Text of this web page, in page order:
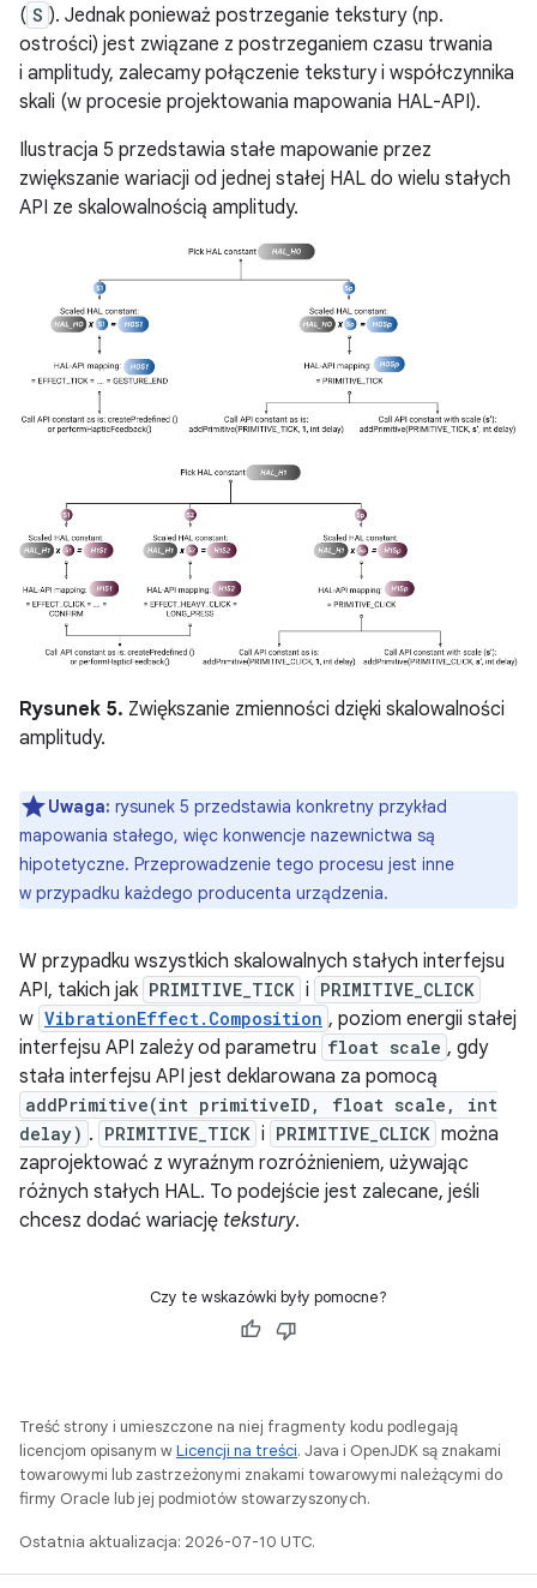
( S ). Jednak ponieważ postrzeganie tekstury (np.
ostrości) jest związane z postrzeganiem czasu trwania
i amplitudy, zalecamy połączenie tekstury i współczynnika
skali (w procesie projektowania mapowania HAL-API).
Ilustracja 5 przedstawia stałe mapowanie przez
zwiększanie wariacji od jednej stałej HAL do wielu stałych
API ze skalowalnością amplitudy.
Rysunek 5. Zwiększanie zmienności dzięki skalowalności
amplitudy.
Uwaga: rysunek 5 przedstawia konkretny przykład
mapowania stałego, więc konwencje nazewnictwa są
hipotetyczne. Przeprowadzenie tego procesu jest inne
w przypadku każdego producenta urządzenia.
W przypadku wszystkich skalowalnych stałych interfejsu
API, takich jak PRIMITIVE_TICK i PRIMITIVE_CLICK
w VibrationEffect.Composition , poziom energii stałej
interfejsu API zależy od parametru float scale , gdy
stała interfejsu API jest deklarowana za pomocą
addPrimitive(int primitiveID, float scale, int
delay) . PRIMITIVE_TICK i PRIMITIVE_CLICK można
zaprojektować z wyraźnym rozróżnieniem, używając
różnych stałych HAL. To podejście jest zalecane, jeśli
chcesz dodać wariację tekstury.
Czy te wskazówki były pomocne?
Treść strony i umieszczone na niej fragmenty kodu podlegają
licencjom opisanym wLicencji na treści. Java i OpenJDK są znakami
towarowymi lub zastrzeżonymi znakami towarowymi należącymi do
firmy Oracle lub jej podmiotów stowarzyszonych.
Ostatnia aktualizacja: 2026-07-10 UTC.